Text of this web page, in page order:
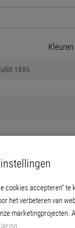
Kleuren
1886
geschikt
cookies accepteren”
het verbeteren van
marketingprojecten.
.